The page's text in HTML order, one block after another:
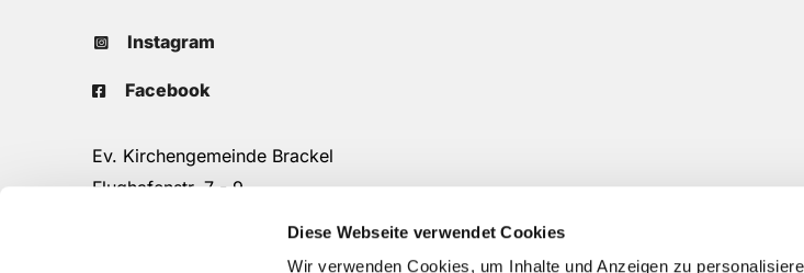
Diese Webseite verwendet Cookies
Wir verwenden Cookies, um Inhalte und Anzeigen zu
Instagram
Facebook
Ev. Kirchengemeinde Brackel
Flughafenstr. 7 - 9